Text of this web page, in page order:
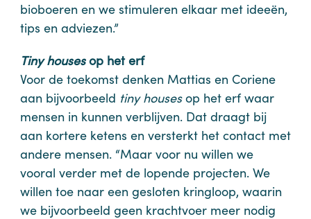
bioboeren en we stimuleren elkaar met ideeën,
tips en adviezen.”
Tiny housesop het erf
Voor de toekomst denken Mattias en Coriene
aan bijvoorbeeld tiny housesop het erf waar
mensen in kunnen verblijven. Dat draagt bij
aan kortere ketens en versterkt het contact met
andere mensen. “Maar voor nu willen we
vooral verder met de lopende projecten. We
willen toe naar een gesloten kringloop, waarin
we bijvoorbeeld geen krachtvoer meer nodig